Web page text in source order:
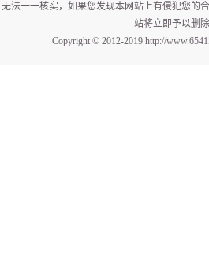
无法一一核实，如果您发现本网站上有侵犯您的
站将立即予以删除
Copyright © 2012-2019 http://